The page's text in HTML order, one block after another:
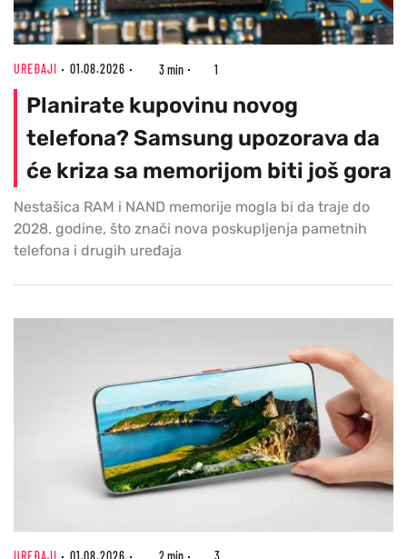
UREĐAJI 01.08.2026 3 min 1
Planirate kupovinu novog
telefona? Samsung upozorava da
će kriza sa memorijom biti još gora
Nestašica RAM i NAND memorije mogla bi da traje do
2028. godine, što znači nova poskupljenja pametnih
telefona i drugih uređaja
UREĐAJI 01.08.2026